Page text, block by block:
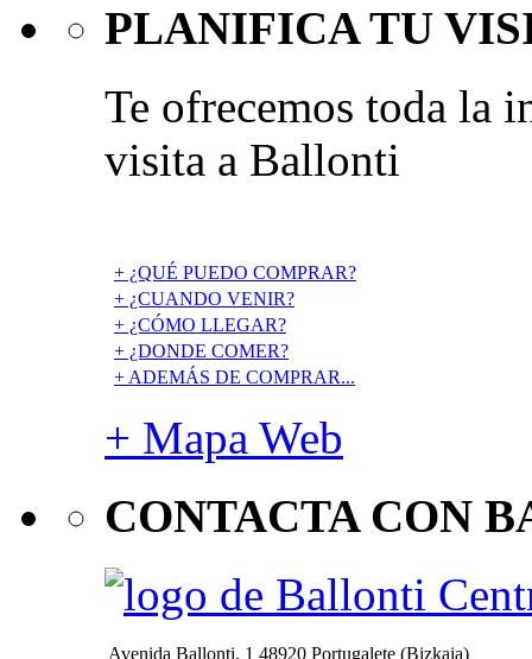
PLANIFICA TU
Te ofrecemos toda la
visita a Ballonti
+ ¿QUÉ PUEDO COMPRAR?
+ ¿CUANDO VENIR?
+ ¿CÓMO LLEGAR?
+ ¿DONDE COMER?
+ ADEMÁS DE COMPRAR...
+ Mapa Web
CONTACTA CON
Avenida Ballonti, 1 48920 Portugalete (Bizkaia)